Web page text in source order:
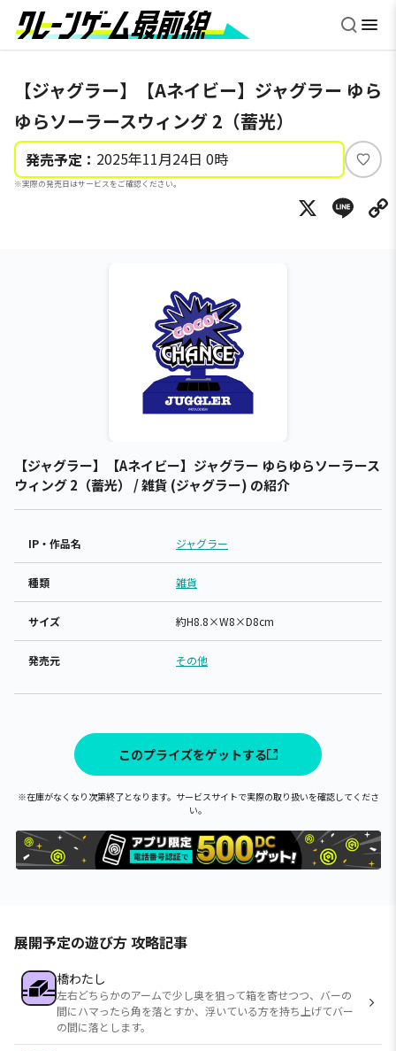
【ジャグラー】【Aネイビー】ジャグラー ゆら
ゆらソーラースウィング 2（蓄光）
発売予定： 2025年11月24日 0時
※実際の発売日はサービスをご確認ください。
い
ね
X
【ジャグラー】【Aネイビー】ジャグラー ゆらゆらソーラース
ウィング 2（蓄光） / 雑貨 (ジャグラー) の紹介
IP・作品名 ジャグラー
種類 雑貨
サイズ 約H8.8×W8×D8cm
発売元 その他
このプライズをゲットする
※在庫がなくなり次第終了となります。サービスサイトで実際の取り扱いを確認してくださ
い。
展開予定の遊び方 攻略記事
橋わたし
左右どちらかのアームで少し奥を狙って箱を寄せつつ、バーの
間にハマったら角を落とすか、浮いている方を持ち上げてバー
の間に落とします。